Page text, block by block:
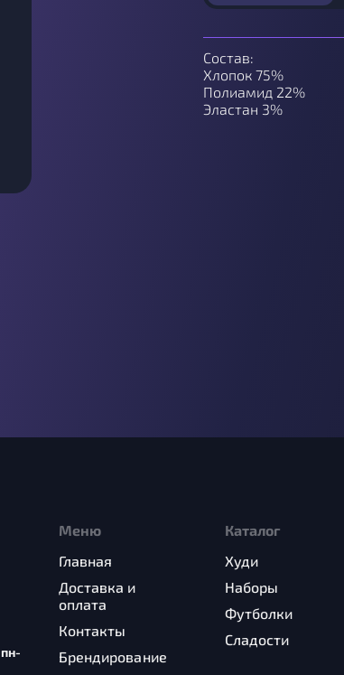
Состав:
Хлопок 75%
Полиамид 22%
Эластан 3%
пн-
Меню
Главная
Доставка и
оплата
Контакты
Брендирование
Каталог
Худи
Наборы
Футболки
Сладости